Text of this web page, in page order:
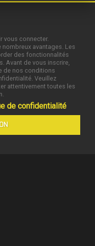
vous connecter.
avantages. Les
des fonctionnalités
Avant de vous inscrire,
de nos conditions
Veuillez
attentivement toutes les
de confidentialité